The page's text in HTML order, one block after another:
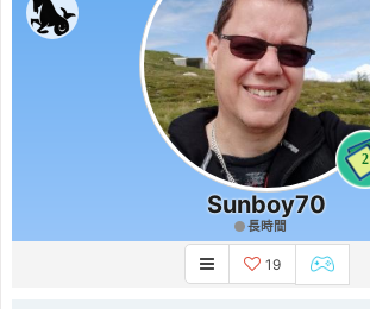
2
Sunboy70
長時間
19